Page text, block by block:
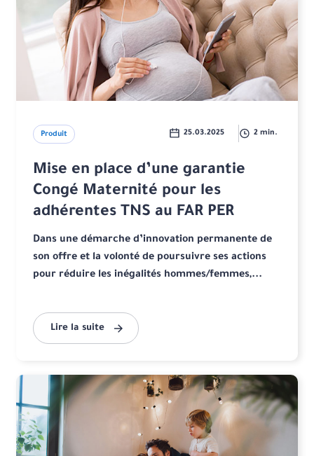
Produit 25.03.2025 2 min.
Mise en place d’une garantie
Congé Maternité pour les
adhérentes TNS au FAR PER
Dans une démarche d’innovation permanente de
son offre et la volonté de poursuivre ses actions
pour réduire les inégalités hommes/femmes,...
Lire la suite